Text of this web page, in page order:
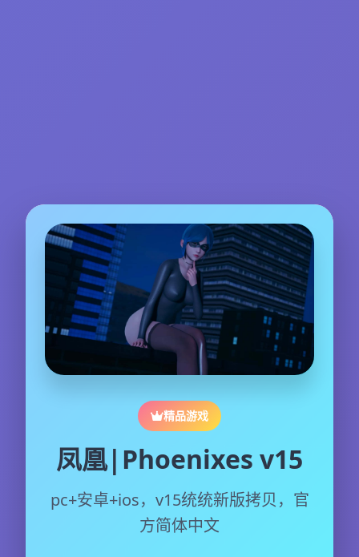
精品游戏
凤凰|Phoenixes v15
pc+安卓+ios，v15统统新版拷贝，官
方简体中文